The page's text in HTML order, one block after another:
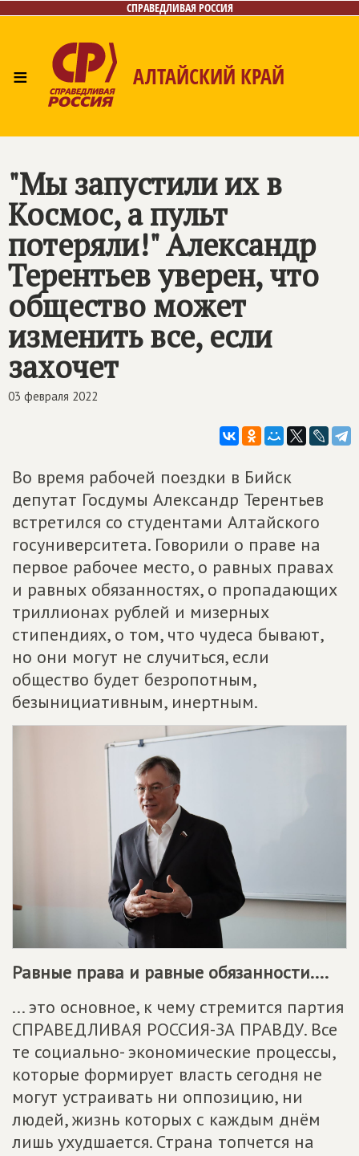
СПРАВЕДЛИВАЯ РОССИЯ
≡ АЛТАЙСКИЙ КРАЙ
"Мы запустили их в
Космос, а пульт
потеряли!" Александр
Терентьев уверен, что
общество может
изменить все, если
захочет
03 февраля 2022
Во время рабочей поездки в Бийск
депутат Госдумы Александр Терентьев
встретился со студентами Алтайского
госуниверситета. Говорили о праве на
первое рабочее место, о равных правах
и равных обязанностях, о пропадающих
триллионах рублей и мизерных
стипендиях, о том, что чудеса бывают,
но они могут не случиться, если
общество будет безропотным,
безынициативным, инертным.
Равные права и равные обязанности....
... это основное, к чему стремится партия
СПРАВЕДЛИВАЯ РОССИЯ-ЗА ПРАВДУ. Все
те социально- экономические процессы,
которые формирует власть сегодня не
могут устраивать ни оппозицию, ни
людей, жизнь которых с каждым днём
лишь ухудшается. Страна топчется на